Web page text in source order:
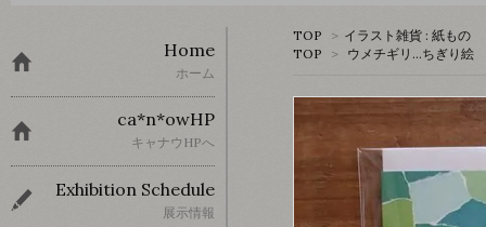
TOP > イラスト雑貨 : 紙もの
TOP
> ウメチギリ…ちぎり絵
Home
ホーム
ca*n*owHP
キャナウHPへ
Exhibition Schedule
展示情報